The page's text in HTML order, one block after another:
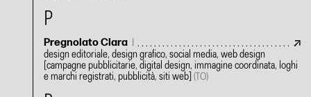
P
Pregnolato Clara J
design editoriale, design grafico, social media, web design
[campagne pubblicitarie, digital design, immagine coordinata, loghi
e marchi registrati, pubblicità, siti web] (TO)